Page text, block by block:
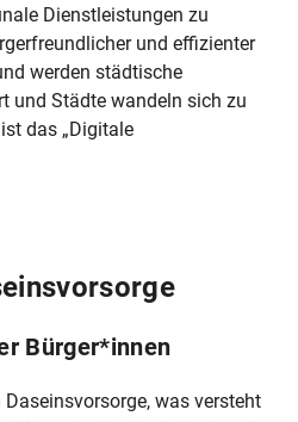
Dienstleistungen zu
und effizienter
werden städtische
und Städte wandeln sich zu
das „Digitale
Bürger*innen
was versteht